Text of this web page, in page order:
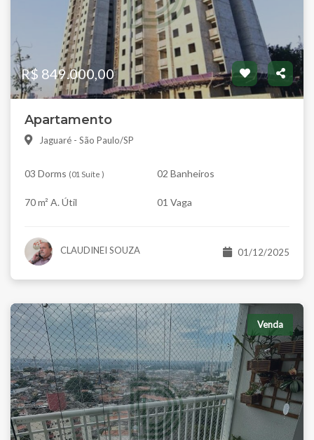
R$ 849.000,00
Apartamento
Jaguaré - São Paulo/SP
03 Dorms (01 Suíte ) 02 Banheiros
70 m² A. Útil 01 Vaga
CLAUDINEI SOUZA 01/12/2025
Venda